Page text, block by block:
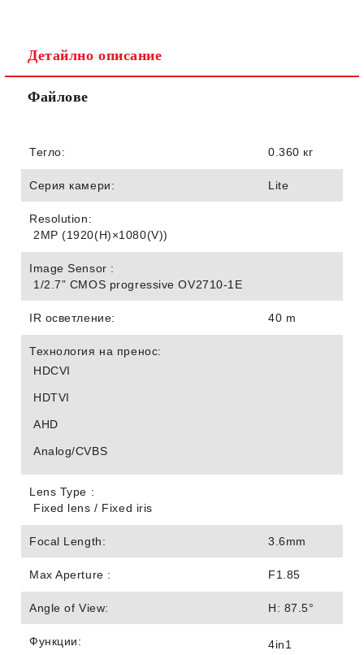
Ние ще се свържем с вас в рамките на работния ден.
Детайлно описание
Файлове
Тегло: 0.360 кг
Серия камери: Lite
Resolution:
2MP (1920(H)×1080(V))
Image Sensor :
1/2.7” CMOS progressive OV2710-1E
IR осветление: 40 m
Технология на пренос:
HDCVI
HDTVI
AHD
Analog/CVBS
Lens Type :
Fixed lens / Fixed iris
Focal Length: 3.6mm
Max Aperture : F1.85
Angle of View: H: 87.5°
Функции: 4in1